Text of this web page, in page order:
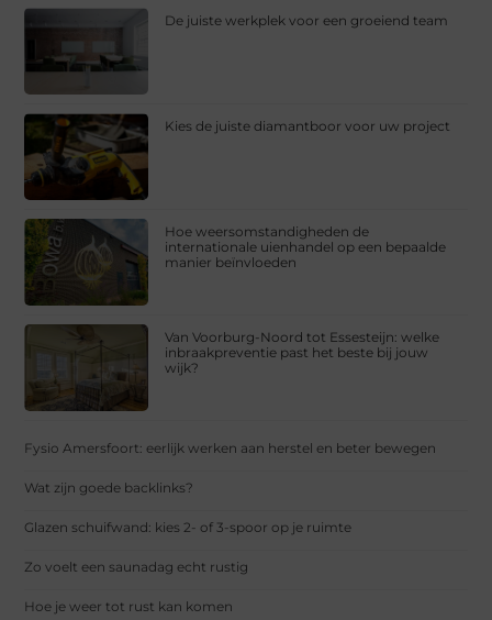
De juiste werkplek voor een groeiend team
Kies de juiste diamantboor voor uw project
Hoe weersomstandigheden de
internationale uienhandel op een bepaalde
manier beïnvloeden
Van Voorburg-Noord tot Essesteijn: welke
inbraakpreventie past het beste bij jouw
wijk?
Fysio Amersfoort: eerlijk werken aan herstel en beter bewegen
Wat zijn goede backlinks?
Glazen schuifwand: kies 2- of 3-spoor op je ruimte
Zo voelt een saunadag echt rustig
Hoe je weer tot rust kan komen